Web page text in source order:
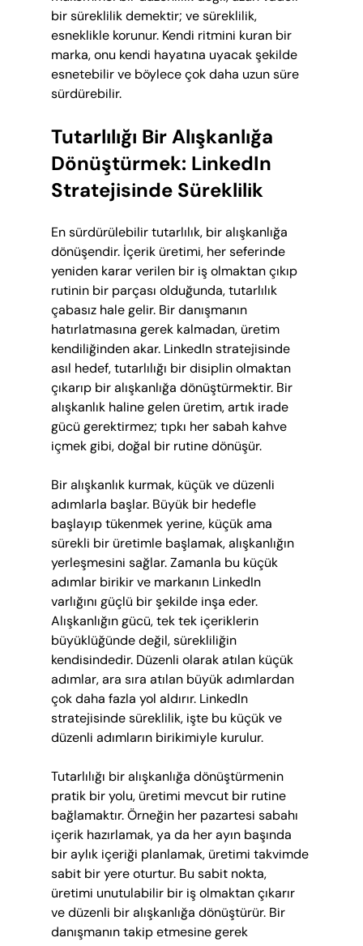
bir süreklilik demektir; ve süreklilik,
esneklikle korunur. Kendi ritmini kuran bir
marka, onu kendi hayatına uyacak şekilde
esnetebilir ve böylece çok daha uzun süre
sürdürebilir.
Tutarlılığı Bir Alışkanlığa
Dönüştürmek: LinkedIn
Stratejisinde Süreklilik
En sürdürülebilir tutarlılık, bir alışkanlığa
dönüşendir. İçerik üretimi, her seferinde
yeniden karar verilen bir iş olmaktan çıkıp
rutinin bir parçası olduğunda, tutarlılık
çabasız hale gelir. Bir danışmanın
hatırlatmasına gerek kalmadan, üretim
kendiliğinden akar. LinkedIn stratejisinde
asıl hedef, tutarlılığı bir disiplin olmaktan
çıkarıp bir alışkanlığa dönüştürmektir. Bir
alışkanlık haline gelen üretim, artık irade
gücü gerektirmez; tıpkı her sabah kahve
içmek gibi, doğal bir rutine dönüşür.
Bir alışkanlık kurmak, küçük ve düzenli
adımlarla başlar. Büyük bir hedefle
başlayıp tükenmek yerine, küçük ama
sürekli bir üretimle başlamak, alışkanlığın
yerleşmesini sağlar. Zamanla bu küçük
adımlar birikir ve markanın LinkedIn
varlığını güçlü bir şekilde inşa eder.
Alışkanlığın gücü, tek tek içeriklerin
büyüklüğünde değil, sürekliliğin
kendisindedir. Düzenli olarak atılan küçük
adımlar, ara sıra atılan büyük adımlardan
çok daha fazla yol aldırır. LinkedIn
stratejisinde süreklilik, işte bu küçük ve
düzenli adımların birikimiyle kurulur.
Tutarlılığı bir alışkanlığa dönüştürmenin
pratik bir yolu, üretimi mevcut bir rutine
bağlamaktır. Örneğin her pazartesi sabahı
içerik hazırlamak, ya da her ayın başında
bir aylık içeriği planlamak, üretimi takvimde
sabit bir yere oturtur. Bu sabit nokta,
üretimi unutulabilir bir iş olmaktan çıkarır
ve düzenli bir alışkanlığa dönüştürür. Bir
danışmanın takip etmesine gerek